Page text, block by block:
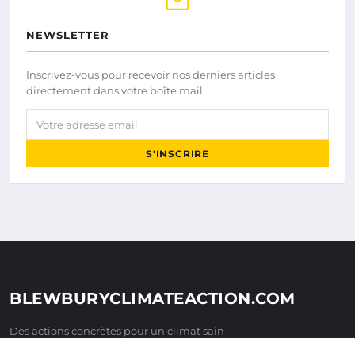
NEWSLETTER
Inscrivez-vous pour recevoir nos derniers articles
directement dans votre boîte mail.
Votre adresse email
S'INSCRIRE
BLEWBURYCLIMATEACTION.COM
Des actions concrètes pour un climat sain